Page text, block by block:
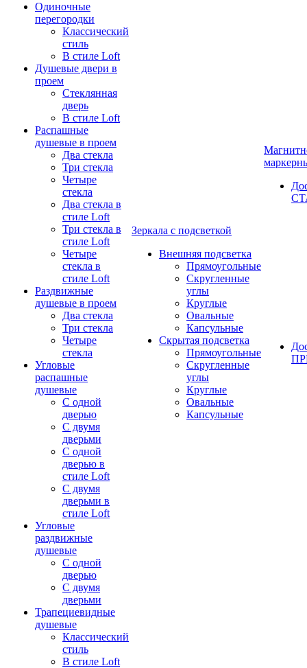
Одиночные
перегородки
Классический
стиль
В стиле Loft
Душевые двери в
проем
Стеклянная
дверь
В стиле Loft
Распашные
душевые в проем
Два стекла
Три стекла
Четыре
стекла
Два стекла в
стиле Loft
Три стекла в
стиле Loft
Четыре
стекла в
стиле Loft
Раздвижные
душевые в проем
Два стекла
Три стекла
Четыре
стекла
Угловые
распашные
душевые
С одной
дверью
С двумя
дверьми
С одной
дверью в
стиле Loft
С двумя
дверьми в
стиле Loft
Угловые
раздвижные
душевые
С одной
дверью
С двумя
дверьми
Трапециевидные
душевые
Классический
стиль
В стиле Loft
Зеркала с подсветкой
Внешняя подсветка
Прямоугольные
Скругленные
углы
Круглые
Овальные
Капсульные
Скрытая подсветка
Прямоугольные
Скругленные
углы
Круглые
Овальные
Капсульные